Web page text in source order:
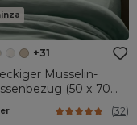
+31
Musselin-
(50 x 70
(32)